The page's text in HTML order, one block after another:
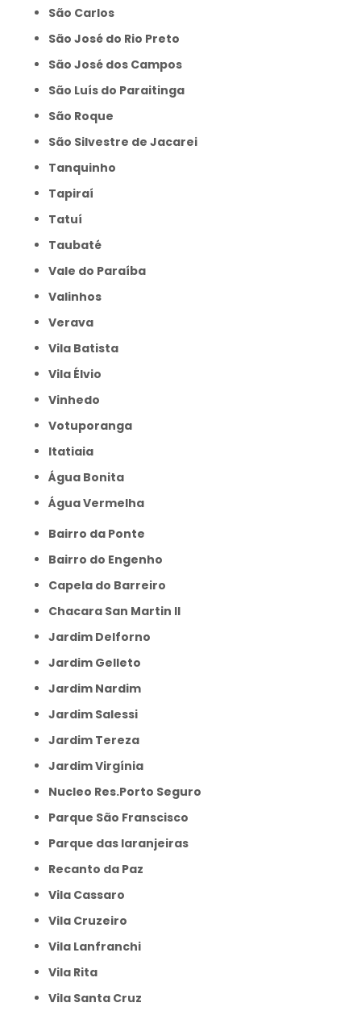
São Carlos
São José do Rio Preto
São José dos Campos
São Luís do Paraitinga
São Roque
São Silvestre de Jacarei
Tanquinho
Tapiraí
Tatuí
Taubaté
Vale do Paraíba
Valinhos
Verava
Vila Batista
Vila Élvio
Vinhedo
Votuporanga
itatiaia
Água Bonita
Água Vermelha
Bairro da Ponte
Bairro do Engenho
Capela do Barreiro
Chacara San Martin II
Jardim Delforno
Jardim Gelleto
Jardim Nardim
Jardim Salessi
Jardim Tereza
Jardim Virgínia
Nucleo Res.Porto Seguro
Parque São Franscisco
Parque das laranjeiras
Recanto da Paz
Vila Cassaro
Vila Cruzeiro
Vila Lanfranchi
Vila Rita
Vila Santa Cruz